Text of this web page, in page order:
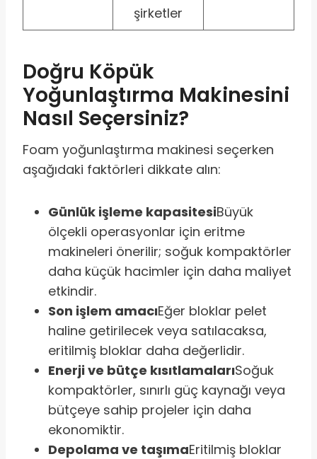
şirketler
Doğru Köpük
Yoğunlaştırma Makinesini
Nasıl Seçersiniz?
Foam yoğunlaştırma makinesi seçerken
aşağıdaki faktörleri dikkate alın:
Günlük işleme kapasitesiBüyük
ölçekli operasyonlar için eritme
makineleri önerilir; soğuk kompaktörler
daha küçük hacimler için daha maliyet
etkindir.
Son işlem amacıEğer bloklar pelet
haline getirilecek veya satılacaksa,
eritilmiş bloklar daha değerlidir.
Enerji ve bütçe kısıtlamalarıSoğuk
kompaktörler, sınırlı güç kaynağı veya
bütçeye sahip projeler için daha
ekonomiktir.
Depolama ve taşımaEritilmiş bloklar